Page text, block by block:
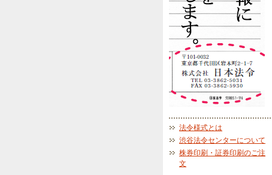
法令様式とは
渋谷法令センターについて
株券印刷・証券印刷のご注
文